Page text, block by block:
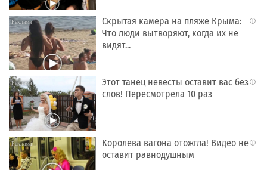
i
Скрытая камера на пляже Крыма:
Что люди вытворяют, когда их не
видят...
i
Этот танец невесты оставит вас без
слов! Пересмотрела 10 раз
i
Королева вагона отожгла! Видео не
оставит равнодушным